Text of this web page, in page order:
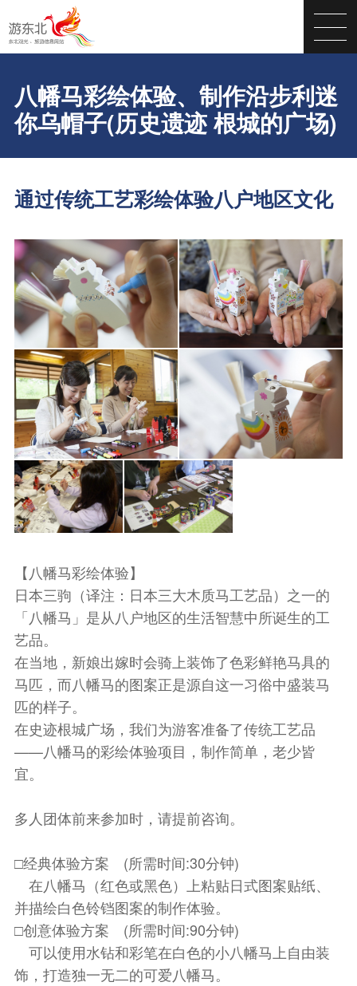
八幡马彩绘体验、制作沿步利迷
你乌帽子(历史遗迹 根城的广场)
通过传统工艺彩绘体验八户地区文化
【八幡马彩绘体验】
日本三驹（译注：日本三大木质马工艺品）之一的
「八幡马」是从八户地区的生活智慧中所诞生的工
艺品。
在当地，新娘出嫁时会骑上装饰了色彩鲜艳马具的
马匹，而八幡马的图案正是源自这一习俗中盛装马
匹的样子。
在史迹根城广场，我们为游客准备了传统工艺品
——八幡马的彩绘体验项目，制作简单，老少皆
宜。
多人团体前来参加时，请提前咨询。
□经典体验方案 (所需时间:30分钟)
在八幡马（红色或黑色）上粘贴日式图案贴纸、
并描绘白色铃铛图案的制作体验。
□创意体验方案 (所需时间:90分钟)
可以使用水钻和彩笔在白色的小八幡马上自由装
饰，打造独一无二的可爱八幡马。